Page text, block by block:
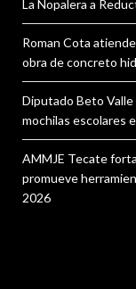
La Nopalera a
Roman Cota
obra de concreto
Diputado Beto
mochilas escolares
AMMJE Tecate
promueve
2026